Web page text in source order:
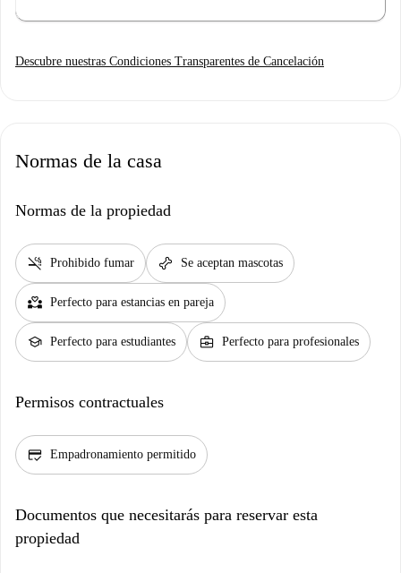
Descubre nuestras Condiciones Transparentes de Cancelación
Normas de la casa
Normas de la propiedad
smoke_free Prohibido fumar pet_supplies Se aceptan mascotas
partner_heart Perfecto para estancias en pareja
school Perfecto para estudiantes business_center Perfecto para profesionales
Permisos contractuales
credit_score Empadronamiento permitido
Documentos que necesitarás para reservar esta
propiedad